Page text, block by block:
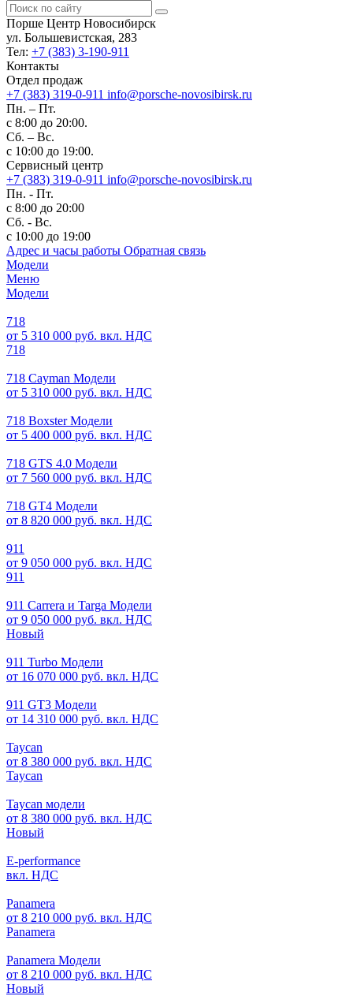
Порше Центр Новосибирск
ул. Большевистская, 283
Тел: +7 (383) 3-190-911
Контакты
Отдел продаж
+7 (383) 319-0-911 info@porsche-novosibirsk.ru
Пн. – Пт.
с 8:00 до 20:00.
Сб. – Вс.
с 10:00 до 19:00.
Сервисный центр
+7 (383) 319-0-911 info@porsche-novosibirsk.ru
Пн. - Пт.
с 8:00 до 20:00
Сб. - Вс.
с 10:00 до 19:00
Адрес и часы работы Обратная связь
Модели
Меню
Модели
718
от 5 310 000 руб. вкл. НДС
718
718 Cayman Модели
от 5 310 000 руб. вкл. НДС
718 Boxster Модели
от 5 400 000 руб. вкл. НДС
718 GTS 4.0 Модели
от 7 560 000 руб. вкл. НДС
718 GT4 Модели
от 8 820 000 руб. вкл. НДС
911
от 9 050 000 руб. вкл. НДС
911
911 Carrera и Targa Модели
от 9 050 000 руб. вкл. НДС
Новый
911 Turbo Модели
от 16 070 000 руб. вкл. НДС
911 GT3 Модели
от 14 310 000 руб. вкл. НДС
Taycan
от 8 380 000 руб. вкл. НДС
Taycan
Taycan модели
от 8 380 000 руб. вкл. НДС
Новый
E-performance
вкл. НДС
Panamera
от 8 210 000 руб. вкл. НДС
Panamera
Panamera Модели
от 8 210 000 руб. вкл. НДС
Новый